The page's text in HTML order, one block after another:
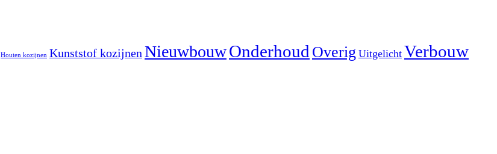
Houten kozijnen Kunststof kozijnenNieuwbouwOnderhoud Overig Uitgelicht Verbouw